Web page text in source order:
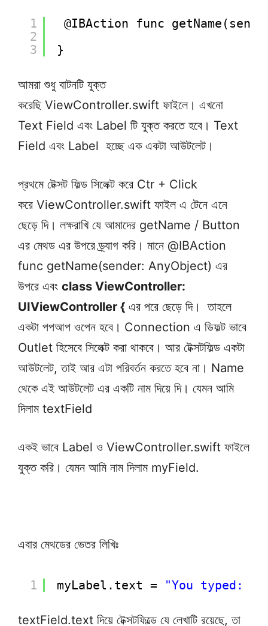
1
2
3
@IBAction func
}
আমরা শুধু বাটনটি যুক্ত
করেছি ViewController.swift ফাইলে। এখনো
Text Field এবং Label টি যুক্ত করতে হবে। Text
Field এবং Label হচ্ছে এক একটা আউটলেট।
প্রথমে টেক্সট ফিল্ড সিলেক্ট করে Ctr + Click
করে ViewController.swift ফাইল এ টেনে এনে
ছেড়ে দি। লক্ষরাখি যে আমাদের getName / Button
এর মেথড এর উপরে ড্র্যাগ করি। মানে @IBAction
func getName(sender: AnyObject) এর
উপরে এবং class ViewController:
UIViewController { এর পরে ছেড়ে দি। তাহলে
একটা পপআপ ওপেন হবে। Connection এ ডিফল্ট ভাবে
Outlet হিসেবে সিলেক্ট করা থাকবে। আর টেক্সটফিল্ড একটা
আউটলেট, তাই আর এটা পরিবর্তন করতে হবে না। Name
থেকে এই আউটলেট এর একটি নাম দিয়ে দি। যেমন আমি
দিলাম textField
একই ভাবে Label ও ViewController.swift ফাইলে
যুক্ত করি। যেমন আমি নাম দিলাম myField.
এবার মেথডের ভেতর লিখিঃ
1 myLabel.text = "You typed: "
textField.text দিয়ে টেক্সটফিল্ডে যে লেখাটি রয়েছে, তা